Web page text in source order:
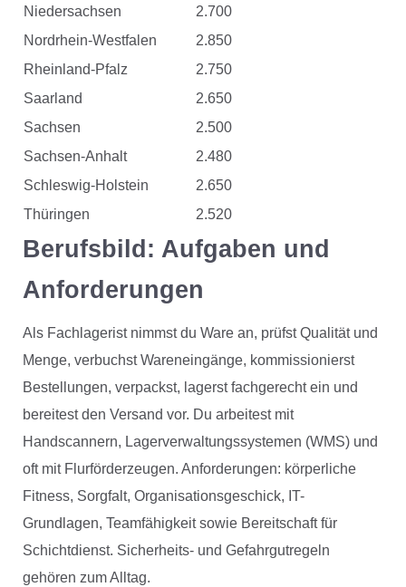
Niedersachsen
2.700
Nordrhein-Westfalen
2.850
Rheinland-Pfalz
2.750
Saarland
2.650
Sachsen
2.500
Sachsen-Anhalt
2.480
Schleswig-Holstein
2.650
Thüringen
2.520
Berufsbild: Aufgaben und
Anforderungen
Als Fachlagerist nimmst du Ware an, prüfst Qualität und
Menge, verbuchst Wareneingänge, kommissionierst
Bestellungen, verpackst, lagerst fachgerecht ein und
bereitest den Versand vor. Du arbeitest mit
Handscannern, Lagerverwaltungssystemen (WMS) und
oft mit Flurförderzeugen. Anforderungen: körperliche
Fitness, Sorgfalt, Organisationsgeschick, IT-
Grundlagen, Teamfähigkeit sowie Bereitschaft für
Schichtdienst. Sicherheits- und Gefahrgutregeln
gehören zum Alltag.